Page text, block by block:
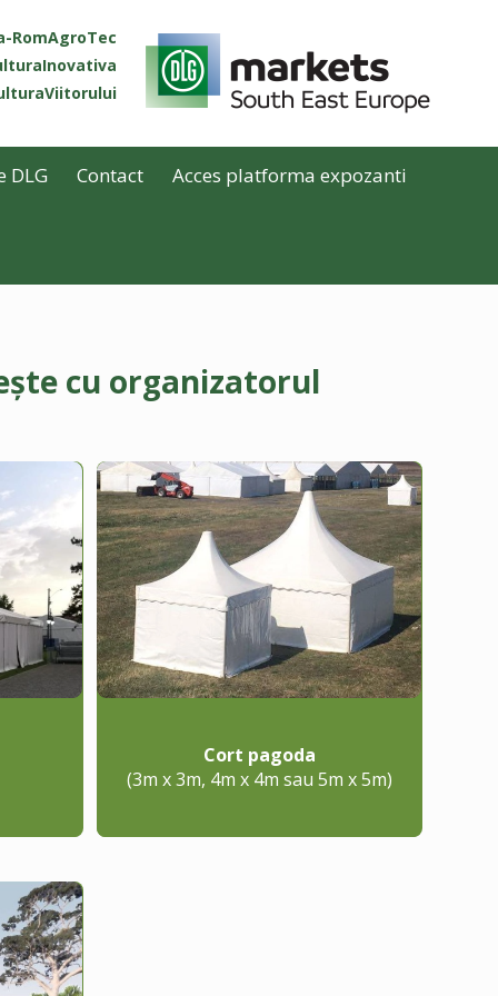
RomAgroTec
DLG Contact Acces platforma expozanti
cu organizatorul
Cort pagoda
(3m x 3m, 4m x 4m sau 5m x 5m)